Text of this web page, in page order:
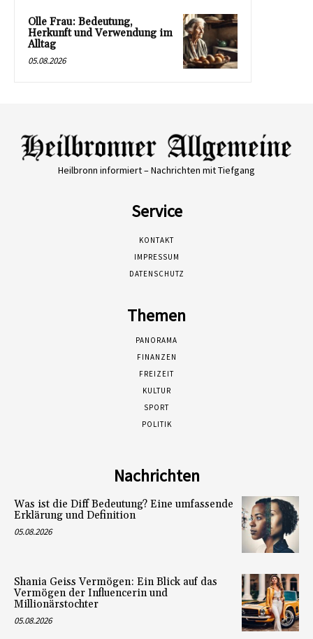
Olle Frau: Bedeutung,
Herkunft und Verwendung im
Alltag
05.08.2026
Heilbronn informiert – Nachrichten mit Tiefgang
Service
KONTAKT
IMPRESSUM
DATENSCHUTZ
Themen
PANORAMA
FINANZEN
FREIZEIT
KULTUR
SPORT
POLITIK
Nachrichten
Was ist die Diff Bedeutung? Eine umfassende
Erklärung und Definition
05.08.2026
Shania Geiss Vermögen: Ein Blick auf das
Vermögen der Influencerin und
Millionärstochter
05.08.2026